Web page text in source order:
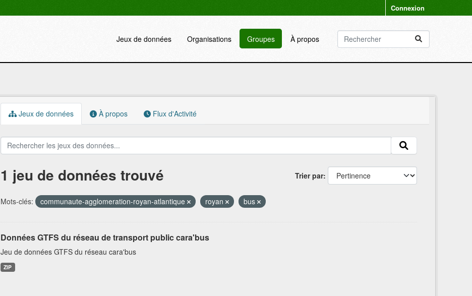
Connexion
Jeux de données Organisations Groupes À propos
Jeux de données À propos Flux d'Activité
Trier par
1 jeu de données trouvé
Mots-clés: communaute-agglomeration-royan-atlantique royan bus
Données GTFS du réseau de transport public cara'bus
Jeu de données GTFS du réseau cara'bus
ZIP